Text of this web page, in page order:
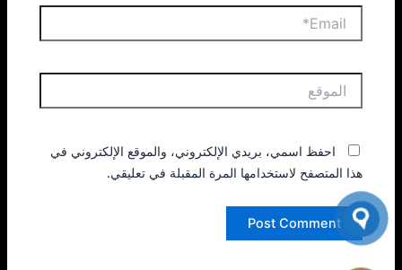
احفظ اسمي، بريدي الإلكتروني، والموقع الإلكتروني في
هذا المتصفح لاستخدامها المرة المقبلة في تعليقي.